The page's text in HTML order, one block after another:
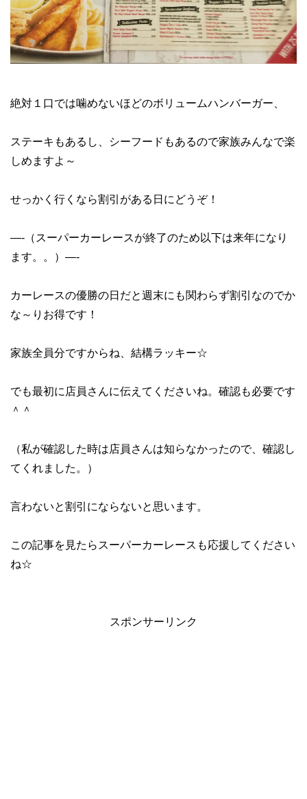
絶対１口では噛めないほどのボリュームハンバーガー、
ステーキもあるし、シーフードもあるので家族みんなで楽
しめますよ～
せっかく行くなら割引がある日にどうぞ！
—-（スーパーカーレースが終了のため以下は来年になり
ます。。）—-
カーレースの優勝の日だと週末にも関わらず割引なのでか
な～りお得です！
家族全員分ですからね、結構ラッキー☆
でも最初に店員さんに伝えてくださいね。確認も必要です
＾＾
（私が確認した時は店員さんは知らなかったので、確認し
てくれました。）
言わないと割引にならないと思います。
この記事を見たらスーパーカーレースも応援してください
ね☆
スポンサーリンク